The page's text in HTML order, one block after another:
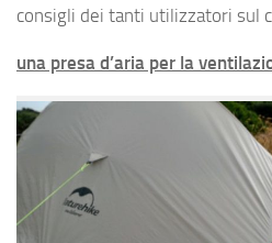
consigli dei tanti utilizzatori sul
una presa d’aria per la